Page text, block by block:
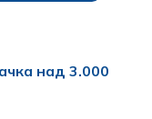
над 3.000